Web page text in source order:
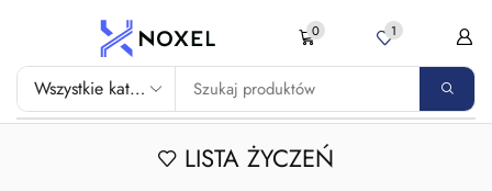
0 1
LISTA ŻYCZEŃ